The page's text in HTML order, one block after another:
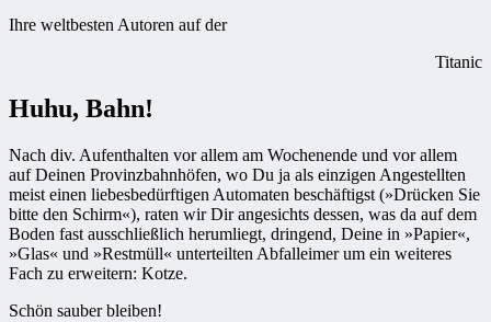
Ihre weltbesten Autoren auf der
Titanic
Huhu, Bahn!
Nach div. Aufenthalten vor allem am Wochenende und vor allem
auf Deinen Provinzbahnhöfen, wo Du ja als einzigen Angestellten
meist einen liebesbedürftigen Automaten beschäftigst (»Drücken Sie
bitte den Schirm«), raten wir Dir angesichts dessen, was da auf dem
Boden fast ausschließlich herumliegt, dringend, Deine in »Papier«,
»Glas« und »Restmüll« unterteilten Abfalleimer um ein weiteres
Fach zu erweitern: Kotze.
Schön sauber bleiben!